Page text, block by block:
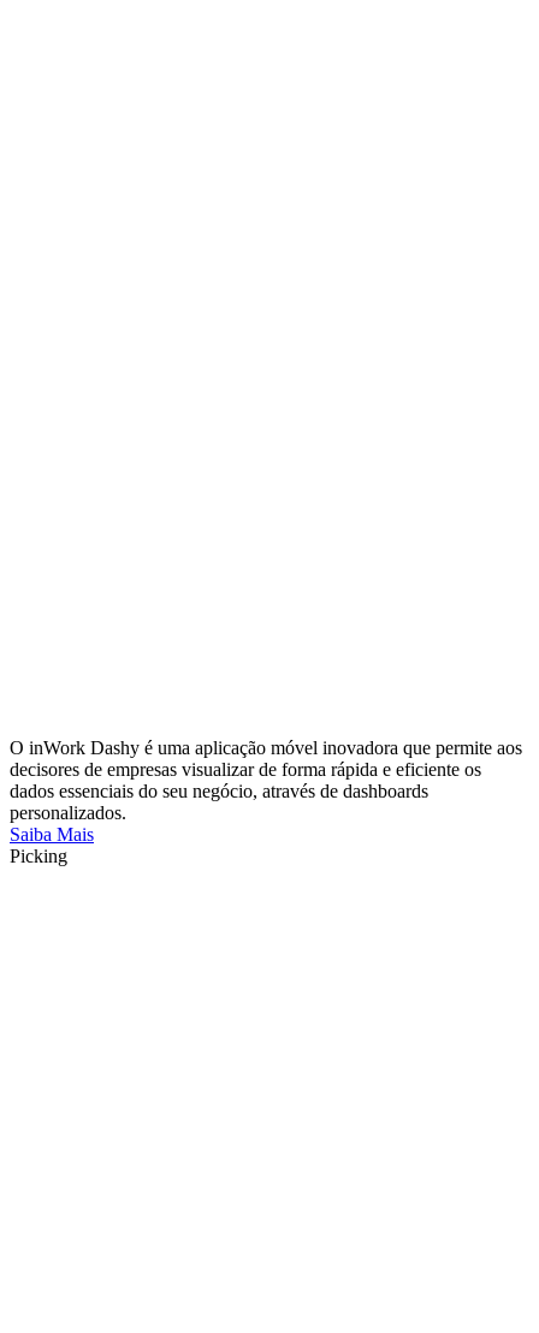
O inWork Dashy é uma aplicação móvel inovadora que permite aos
decisores de empresas visualizar de forma rápida e eficiente os
dados essenciais do seu negócio, através de dashboards
personalizados.
Saiba Mais
Picking